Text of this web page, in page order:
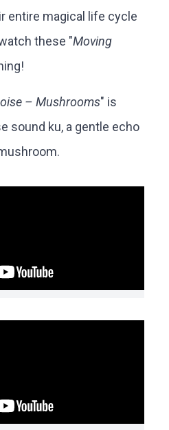
entire magical life cycle
these "Moving
– Mushrooms" is
sound ku, a gentle echo